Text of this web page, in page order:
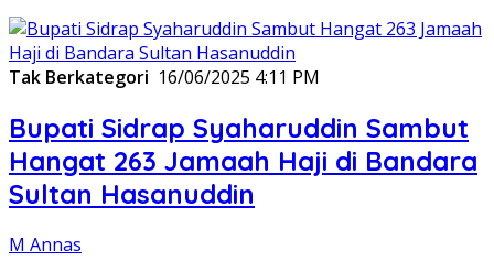
Tak Berkategori 16/06/2025 4:11 PM
Bupati Sidrap Syaharuddin Sambut
Hangat 263 Jamaah Haji di Bandara
Sultan Hasanuddin
M Annas